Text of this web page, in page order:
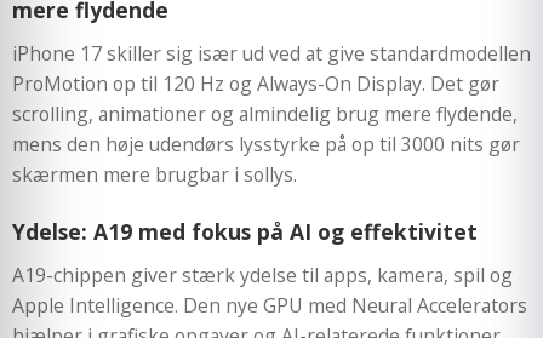
mere flydende
iPhone 17 skiller sig især ud ved at give standardmodellen
ProMotion op til 120 Hz og Always-On Display. Det gør
scrolling, animationer og almindelig brug mere flydende,
mens den høje udendørs lysstyrke på op til 3000 nits gør
skærmen mere brugbar i sollys.
Ydelse: A19 med fokus på AI og effektivitet
A19-chippen giver stærk ydelse til apps, kamera, spil og
Apple Intelligence. Den nye GPU med Neural Accelerators